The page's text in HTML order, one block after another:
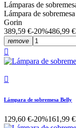
Lámparas de
Lámpara de
Gorin
389,59 €-20%486,99 €
remove


Lámpara de sobremesa Belly
129,60 €-20%161,99 €